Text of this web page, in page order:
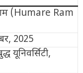
(Humare Ram
2025
यूनिवर्सिटी,